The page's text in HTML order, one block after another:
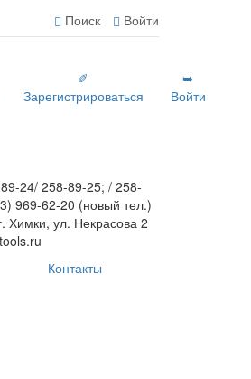
Поиск Войти
✐
Зарегистрироваться
➥
Войти
24/ 258-89-25; / 258-
969-62-20 (новый тел.)
Химки, ул. Некрасова 2
Контакты